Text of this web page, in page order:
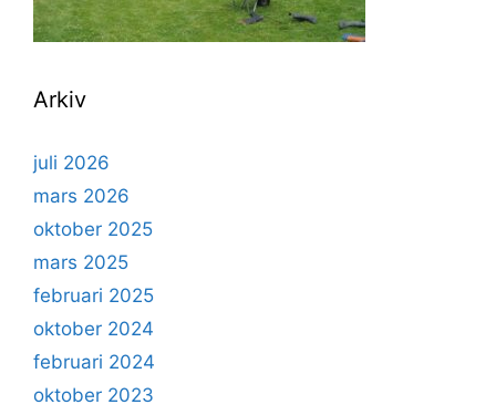
Arkiv
juli 2026
mars 2026
oktober 2025
mars 2025
februari 2025
oktober 2024
februari 2024
oktober 2023